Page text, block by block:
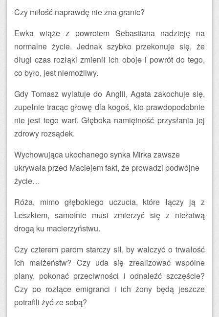
Czy miłość naprawdę nie zna granic?
Ewka wiąże z powrotem Sebastiana nadzieję na
normalne życie. Jednak szybko przekonuje się, że
długi czas rozłąki zmienił ich oboje i powrót do tego,
co było, jest niemożliwy.
Gdy Tomasz wylatuje do Anglii, Agata zakochuje się,
zupełnie tracąc głowę dla kogoś, kto prawdopodobnie
nie jest tego wart. Głęboka namiętność przysłania jej
zdrowy rozsądek.
Wychowująca ukochanego synka Mirka zawsze
ukrywała przed Maciejem fakt, że prowadzi podwójne
życie…
Róża, mimo głębokiego uczucia, które łączy ją z
Leszkiem, samotnie musi zmierzyć się z niełatwą
drogą ku macierzyństwu.
Czy czterem parom starczy sił, by walczyć o trwałość
ich małżeństw? Czy uda się zrealizować wspólne
plany, pokonać przeciwności i odnaleźć szczęście?
Czy po rozłące emigranci i ich żony będą jeszcze
potrafili żyć ze sobą?